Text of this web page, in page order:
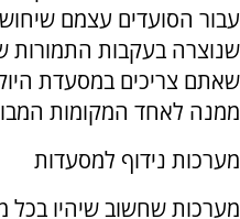
עבור הסועדים עצמם
שנוצרה בעקבות
שאתם צריכים במסעדת
ממנה לאחד המקומות
מערכות נידוף למסעדות
מערכות שחשוב שיהיו